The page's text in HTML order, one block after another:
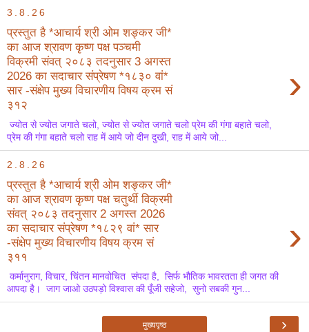
3.8.26
प्रस्तुत है *आचार्य श्री ओम शङ्कर जी*
का आज श्रावण कृष्ण पक्ष पञ्चमी
विक्रमी संवत् २०८३ तदनुसार 3 अगस्त
2026 का सदाचार संप्रेषण *१८३० वां*
सार -संक्षेप मुख्य विचारणीय विषय क्रम सं
३१२
›
ज्योत से ज्योत जगाते चलो, ज्योत से ज्योत जगाते चलो प्रेम की गंगा बहाते चलो,
प्रेम की गंगा बहाते चलो राह में आये जो दीन दुखी, राह में आये जो...
2.8.26
प्रस्तुत है *आचार्य श्री ओम शङ्कर जी*
का आज श्रावण कृष्ण पक्ष चतुर्थी विक्रमी
संवत् २०८३ तदनुसार 2 अगस्त 2026
का सदाचार संप्रेषण *१८२९ वां* सार
-संक्षेप मुख्य विचारणीय विषय क्रम सं
३११
›
कर्मानुराग, विचार, चिंतन मानवोचित संपदा है, सिर्फ भौतिक भावरतता ही जगत की
आपदा है। जाग जाओ उठपड़ो विश्वास की पूँजी सहेजो, सुनो सबकी गुन...
›
मुख्यपृष्ठ